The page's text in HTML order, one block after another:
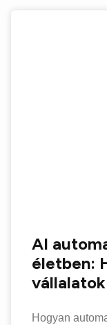
AI
életben:
Hogyan